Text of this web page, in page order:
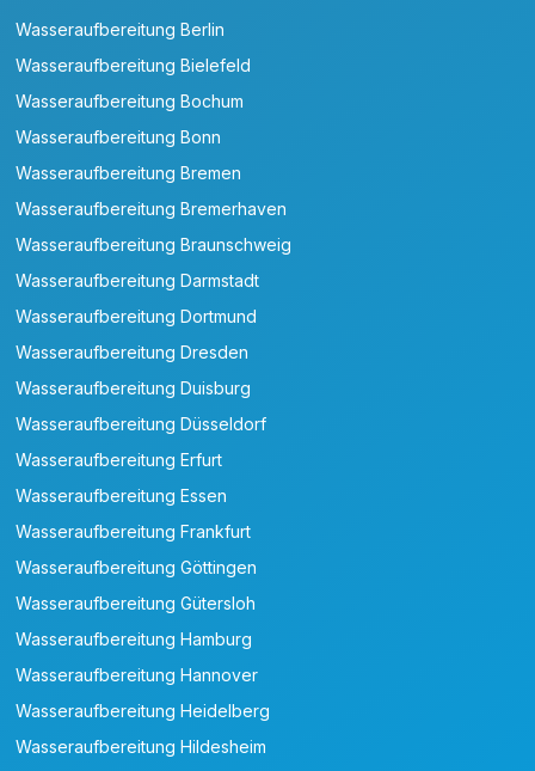
Wasseraufbereitung Berlin
Wasseraufbereitung Bielefeld
Wasseraufbereitung Bochum
Wasseraufbereitung Bonn
Wasseraufbereitung Bremen
Wasseraufbereitung Bremerhaven
Wasseraufbereitung Braunschweig
Wasseraufbereitung Darmstadt
Wasseraufbereitung Dortmund
Wasseraufbereitung Dresden
Wasseraufbereitung Duisburg
Wasseraufbereitung Düsseldorf
Wasseraufbereitung Erfurt
Wasseraufbereitung Essen
Wasseraufbereitung Frankfurt
Wasseraufbereitung Göttingen
Wasseraufbereitung Gütersloh
Wasseraufbereitung Hamburg
Wasseraufbereitung Hannover
Wasseraufbereitung Heidelberg
Wasseraufbereitung Hildesheim